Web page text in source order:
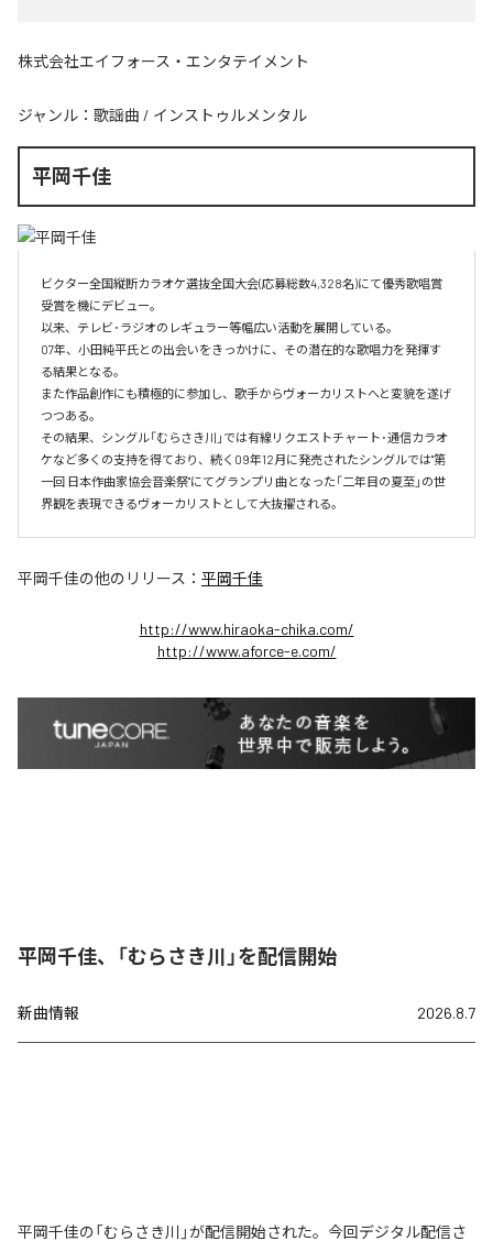
株式会社エイフォース・エンタテイメント
ジャンル： 歌謡曲 / インストゥルメンタル
平岡千佳
ビクター全国縦断カラオケ選抜全国大会(応募総数4,328名)にて優秀歌唱賞
受賞を機にデビュー。
以来、テレビ･ラジオのレギュラー等幅広い活動を展開している。
07年、小田純平氏との出会いをきっかけに、その潜在的な歌唱力を発揮す
る結果となる。
また作品創作にも積極的に参加し、歌手からヴォーカリストへと変貌を遂げ
つつある。
その結果、シングル「むらさき川」では有線リクエストチャート･通信カラオ
ケなど多くの支持を得ており、続く09年12月に発売されたシングルでは"第
一回 日本作曲家協会音楽祭"にてグランプリ曲となった「二年目の夏至」の世
界観を表現できるヴォーカリストとして大抜擢される。
平岡千佳の他のリリース： 平岡千佳
http://www.hiraoka-chika.com/
http://www.aforce-e.com/
平岡千佳、「むらさき川」を配信開始
新曲情報 2026.8.7
平岡千佳の「むらさき川」が配信開始された。今回デジタル配信さ